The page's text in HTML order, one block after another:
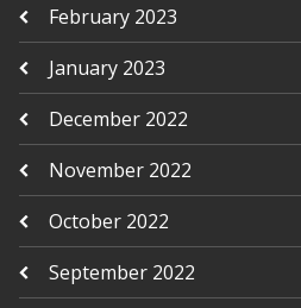
February 2023
January 2023
December 2022
November 2022
October 2022
September 2022